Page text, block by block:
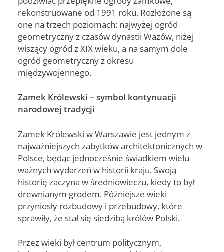
rekonstruowane od 1991 roku. Rozłożone są
one na trzech poziomach: najwyżej ogród
geometryczny z czasów dynastii Wazów, niżej
wiszący ogród z XIX wieku, a na samym dole
ogród geometryczny z okresu
międzywojennego.
Zamek Królewski – symbol kontynuacji
narodowej tradycji
Zamek Królewski w Warszawie jest jednym z
najważniejszych zabytków architektonicznych w
Polsce, będąc jednocześnie świadkiem wielu
ważnych wydarzeń w historii kraju. Swoją
historię zaczyna w średniowieczu, kiedy to był
drewnianym grodem. Późniejsze wieki
przyniosły rozbudowy i przebudowy, które
sprawiły, że stał się siedzibą królów Polski.
Przez wieki był centrum politycznym,